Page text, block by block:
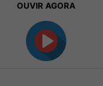
OUVIR AGORA